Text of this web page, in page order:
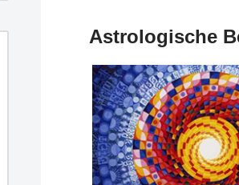
Astrologische